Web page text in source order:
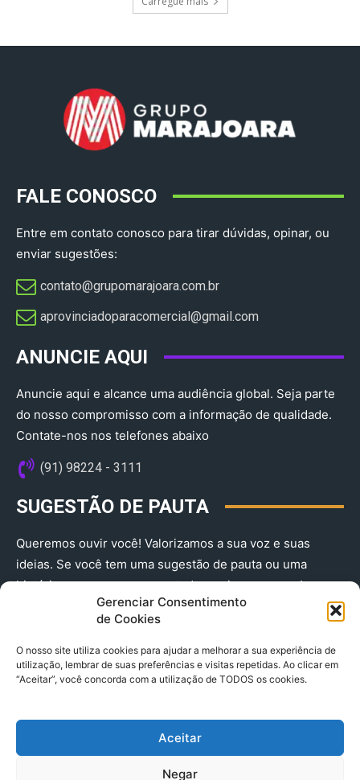
Gerenciar Consentimento
de Cookies
O nosso site utiliza cookies para ajudar a melhorar a sua experiência de
utilização, lembrar de suas preferências e visitas repetidas. Ao clicar em
“Aceitar”, você concorda com a utilização de TODOS os cookies.
Aceitar
Negar
FALE CONOSCO
Entre em contato conosco para tirar dúvidas, opinar, ou
enviar sugestões:
contato@grupomarajoara.com.br
aprovinciadoparacomercial@gmail.com​
ANUNCIE AQUI
Anuncie aqui e alcance uma audiência global. Seja parte
do nosso compromisso com a informação de qualidade.
Contate-nos nos telefones abaixo
(91) 98224 - 3111
SUGESTÃO DE PAUTA
Queremos ouvir você! Valorizamos a sua voz e suas
ideias. Se você tem uma sugestão de pauta ou uma
história que merece ser contada, envie-nos agora!
(91) 98224 - 3111
© 2025 A Província do Pará CNPJ: 04.901.141/0001-36 End .
Trav. Quintino Bocaiuva 2301, Ed. Rogério Fernandez – Sala